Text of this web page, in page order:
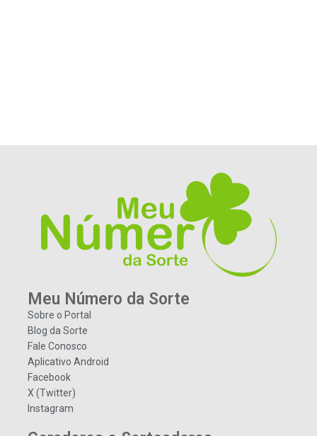
Meu Número da Sorte
Sobre o Portal
Blog da Sorte
Fale Conosco
Aplicativo Android
Facebook
X (Twitter)
Instagram